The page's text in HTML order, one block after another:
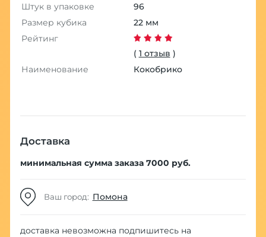
Штук в упаковке
96
Размер кубика
22 мм
Рейтинг
( 1 отзыв )
Наименование
Кокобрико
Доставка
минимальная сумма заказа 7000 руб.
Ваш город: Помона
доставка невозможна подпишитесь на